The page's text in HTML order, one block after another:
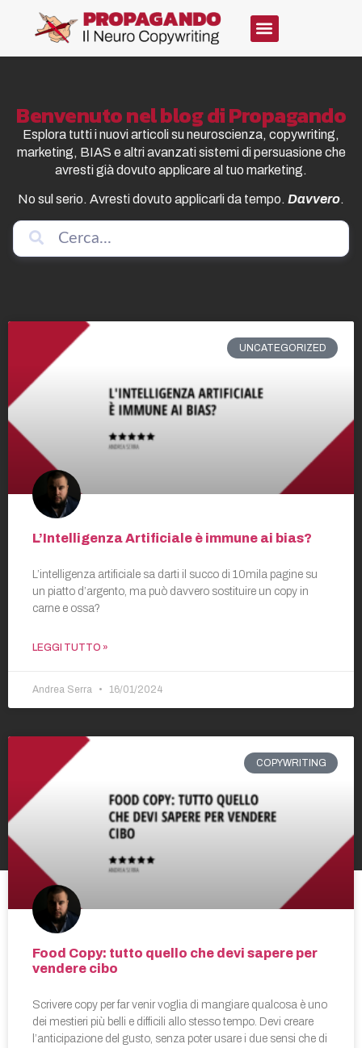
Benvenuto nel blog di Propagando
Esplora tutti i nuovi articoli su neuroscienza, copywriting,
marketing, BIAS e altri avanzati sistemi di persuasione che
avresti già dovuto applicare al tuo marketing.
No sul serio. Avresti dovuto applicarli da tempo. Davvero.
UNCATEGORIZED
L’Intelligenza Artificiale è immune ai bias?
L’intelligenza artificiale sa darti il succo di 10mila pagine su
un piatto d’argento, ma può davvero sostituire un copy in
carne e ossa?
LEGGI TUTTO »
Andrea Serra 16/01/2024
COPYWRITING
Food Copy: tutto quello che devi sapere per
vendere cibo
Scrivere copy per far venir voglia di mangiare qualcosa è uno
dei mestieri più belli e difficili allo stesso tempo. Devi creare
l’anticipazione del gusto, senza poter usare i due sensi che di